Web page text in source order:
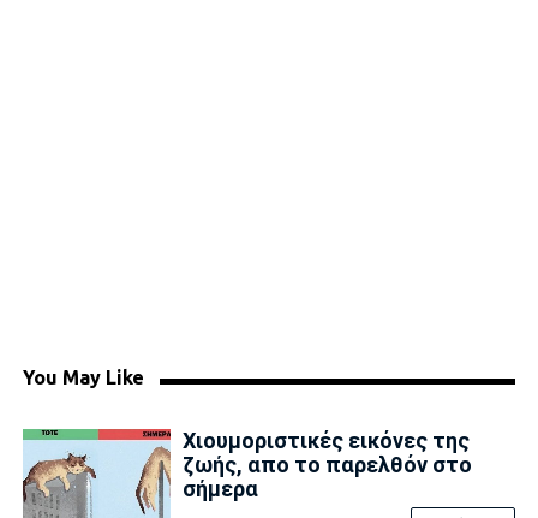
You May Like
Χιουμοριστικές εικόνες της
ζωής, απο το παρελθόν στο
σήμερα